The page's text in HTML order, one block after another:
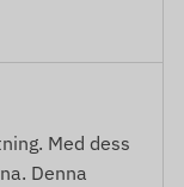
Med dess
Denna